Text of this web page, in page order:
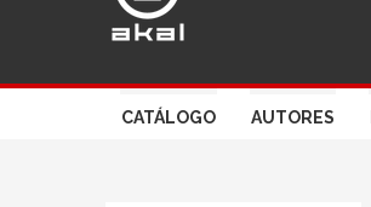
CATÁLOGO AUTORES